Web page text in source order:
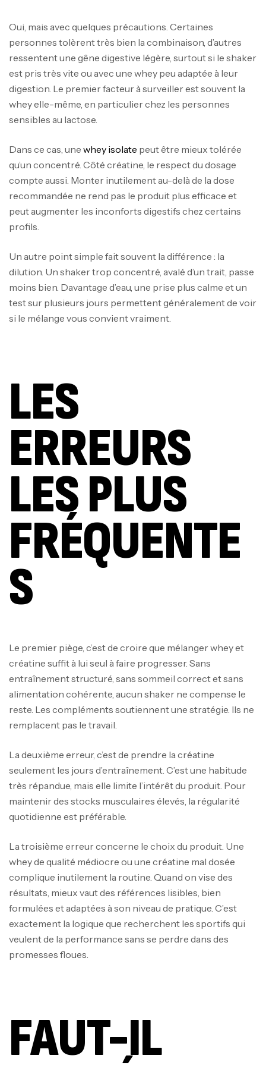
Oui, mais avec quelques précautions. Certaines
personnes tolèrent très bien la combinaison, d’autres
ressentent une gêne digestive légère, surtout si le shaker
est pris très vite ou avec une whey peu adaptée à leur
digestion. Le premier facteur à surveiller est souvent la
whey elle-même, en particulier chez les personnes
sensibles au lactose.
Dans ce cas, une whey isolate peut être mieux tolérée
qu’un concentré. Côté créatine, le respect du dosage
compte aussi. Monter inutilement au-delà de la dose
recommandée ne rend pas le produit plus efficace et
peut augmenter les inconforts digestifs chez certains
profils.
Un autre point simple fait souvent la différence : la
dilution. Un shaker trop concentré, avalé d’un trait, passe
moins bien. Davantage d’eau, une prise plus calme et un
test sur plusieurs jours permettent généralement de voir
si le mélange vous convient vraiment.
LES
ERREURS
LES PLUS
FRÉQUENTE
S
Le premier piège, c’est de croire que mélanger whey et
créatine suffit à lui seul à faire progresser. Sans
entraînement structuré, sans sommeil correct et sans
alimentation cohérente, aucun shaker ne compense le
reste. Les compléments soutiennent une stratégie. Ils ne
remplacent pas le travail.
La deuxième erreur, c’est de prendre la créatine
seulement les jours d’entraînement. C’est une habitude
très répandue, mais elle limite l’intérêt du produit. Pour
maintenir des stocks musculaires élevés, la régularité
quotidienne est préférable.
La troisième erreur concerne le choix du produit. Une
whey de qualité médiocre ou une créatine mal dosée
complique inutilement la routine. Quand on vise des
résultats, mieux vaut des références lisibles, bien
formulées et adaptées à son niveau de pratique. C’est
exactement la logique que recherchent les sportifs qui
veulent de la performance sans se perdre dans des
promesses floues.
FAUT-IL